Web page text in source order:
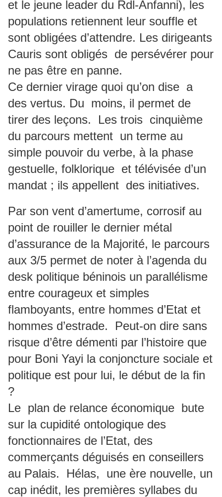
et le jeune leader du Rdl-Anfanni), les
populations retiennent leur souffle et
sont obligées d’attendre. Les dirigeants
Cauris sont obligés de persévérer pour
ne pas être en panne.
Ce dernier virage quoi qu’on dise a
des vertus. Du moins, il permet de
tirer des leçons. Les trois cinquième
du parcours mettent un terme au
simple pouvoir du verbe, à la phase
gestuelle, folklorique et télévisée d’un
mandat ; ils appellent des initiatives.
Par son vent d’amertume, corrosif au
point de rouiller le dernier métal
d’assurance de la Majorité, le parcours
aux 3/5 permet de noter à l’agenda du
desk politique béninois un parallélisme
entre courageux et simples
flamboyants, entre hommes d’Etat et
hommes d’estrade. Peut-on dire sans
risque d’être démenti par l’histoire que
pour Boni Yayi la conjoncture sociale et
politique est pour lui, le début de la fin
?
Le plan de relance économique bute
sur la cupidité ontologique des
fonctionnaires de l’Etat, des
commerçants déguisés en conseillers
au Palais. Hélas, une ère nouvelle, un
cap inédit, les premières syllabes du